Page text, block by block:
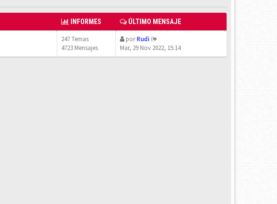
INFORMES ÚLTIMO MENSAJE
247 Temas
4723 Mensajes
porRudi
Mar, 29 Nov 2022, 15:14